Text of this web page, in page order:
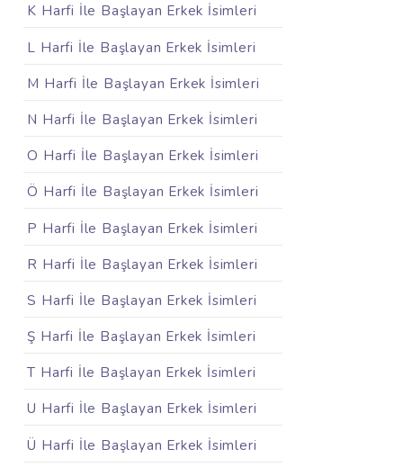
K Harfi İle Başlayan Erkek İsimleri
L Harfi İle Başlayan Erkek İsimleri
M Harfi İle Başlayan Erkek İsimleri
N Harfi İle Başlayan Erkek İsimleri
O Harfi İle Başlayan Erkek İsimleri
Ö Harfi İle Başlayan Erkek İsimleri
P Harfi İle Başlayan Erkek İsimleri
R Harfi İle Başlayan Erkek İsimleri
S Harfi İle Başlayan Erkek İsimleri
Ş Harfi İle Başlayan Erkek İsimleri
T Harfi İle Başlayan Erkek İsimleri
U Harfi İle Başlayan Erkek İsimleri
Ü Harfi İle Başlayan Erkek İsimleri